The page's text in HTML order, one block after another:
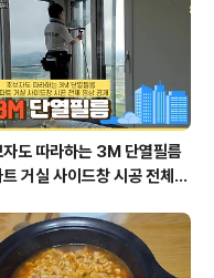
글판"
자도 따라하는 3M 단열필름
거실 사이드창 시공 전체